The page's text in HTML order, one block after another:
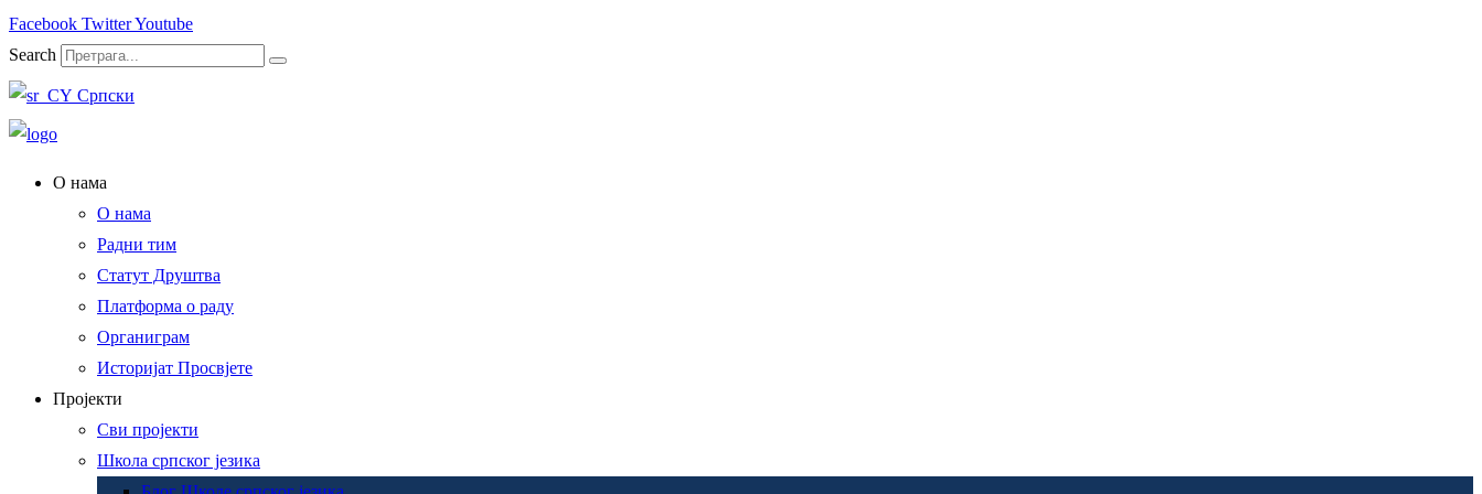
Facebook TwitterYoutube
Search
Српски
О нама
О нама
Радни тим
Статут Друштва
Платформа о раду
Органиграм
Историјат Просвјете
Пројекти
Сви пројекти
Школа српског језика